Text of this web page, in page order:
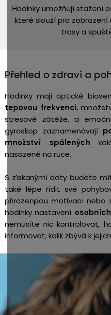
Hodinky umožňují stažení
které slouží pro zobrazení
trasy a
Přehled o zdraví a
Hodinky mají optické
tepovou frekvenci,
stresové zátěže, a
gyroskop zaznamenávají
množství spálených
nasazené na ruce.
S získanými daty budete
také lépe řídit své
přirozenpou motivaci nebo
hodinky nastavení
nemusíte nic kontrolovat,
informovat, kolik zbývá k